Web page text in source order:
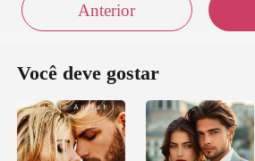
Anterior
Você deve gostar